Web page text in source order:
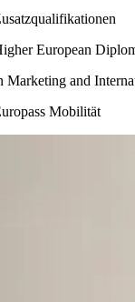
European
Marketing and
Mobilität